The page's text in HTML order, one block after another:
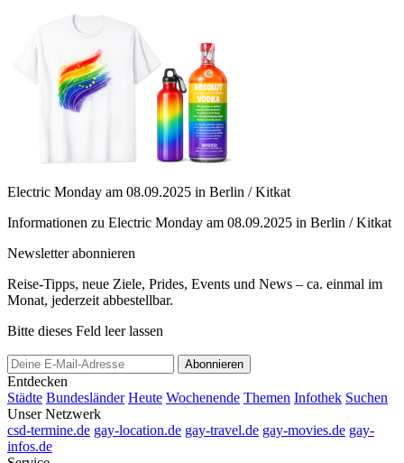
Electric Monday am 08.09.2025 in Berlin / Kitkat
Informationen zu Electric Monday am 08.09.2025 in Berlin / Kitkat
Newsletter abonnieren
Reise-Tipps, neue Ziele, Prides, Events und News – ca. einmal im
Monat, jederzeit abbestellbar.
Bitte dieses Feld leer lassen
Abonnieren
Entdecken
Städte Bundesländer Heute Wochenende Themen Infothek Suchen
Unser Netzwerk
csd-termine.de gay-location.de gay-travel.de gay-movies.de gay-
infos.de